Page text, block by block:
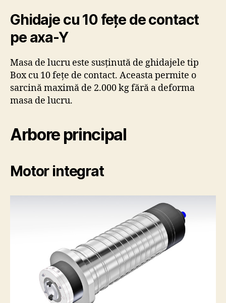
Ghidaje cu 10 fețe de contact
pe axa-Y
Masa de lucru este susținută de ghidajele tip
Box cu 10 fețe de contact. Aceasta permite o
sarcină maximă de 2.000 kg fără a deforma
masa de lucru.
Arbore principal
Motor integrat